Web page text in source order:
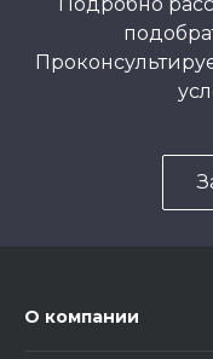
Подробно
О компании